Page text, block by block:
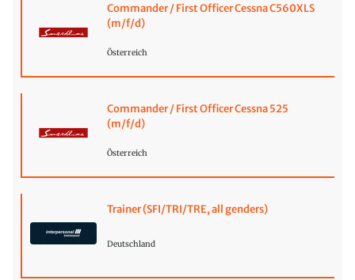
Commander / First Officer Cessna C560XLS
(m/f/d)
Österreich
Commander / First Officer Cessna 525
(m/f/d)
Österreich
Trainer (SFI/TRI/TRE, all genders)
Deutschland